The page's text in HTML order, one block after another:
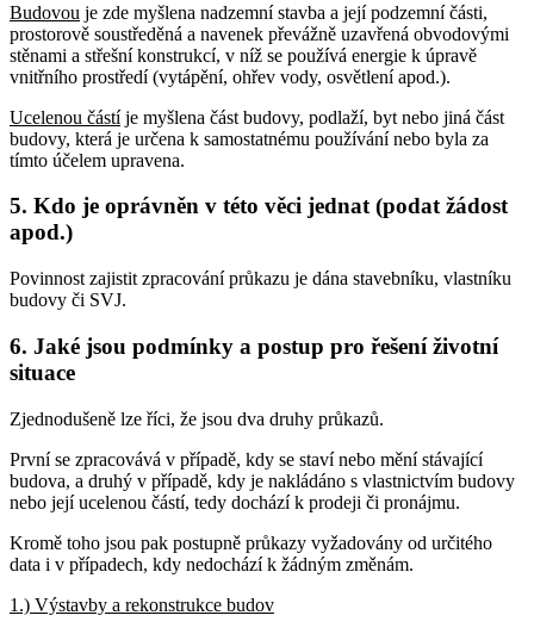
Budovou je zde myšlena nadzemní stavba a její podzemní části,
prostorově soustředěná a navenek převážně uzavřená obvodovými
stěnami a střešní konstrukcí, v níž se používá energie k úpravě
vnitřního prostředí (vytápění, ohřev vody, osvětlení apod.).
Ucelenou částíje myšlena část budovy, podlaží, byt nebo jiná část
budovy, která je určena k samostatnému používání nebo byla za
tímto účelem upravena.
5. Kdo je oprávněn v této věci jednat (podat žádost
apod.)
Povinnost zajistit zpracování průkazu je dána stavebníku, vlastníku
budovy či SVJ.
6. Jaké jsou podmínky a postup pro řešení životní
situace
Zjednodušeně lze říci, že jsou dva druhy průkazů.
První se zpracovává v případě, kdy se staví nebo mění stávající
budova, a druhý v případě, kdy je nakládáno s vlastnictvím budovy
nebo její ucelenou částí, tedy dochází k prodeji či pronájmu.
Kromě toho jsou pak postupně průkazy vyžadovány od určitého
data i v případech, kdy nedochází k žádným změnám.
1.) Výstavby a rekonstrukce budov